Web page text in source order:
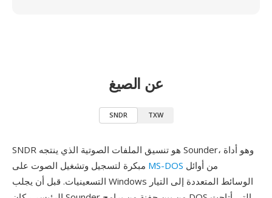
عن الصيغ
SNDR TXW
SNDR هو تنسيق الملفات الصوتية الذي ينتجه Sounder، وهو أداة
MS-DOS
التسعينيات. قبل أن يجلب Windows الوسائط المتعددة إلى التيار